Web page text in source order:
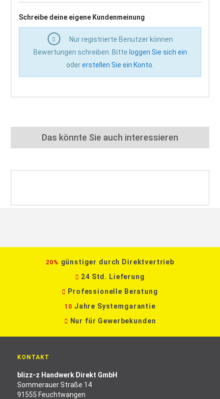
Schreibe deine eigene Kundenmeinung
Nur registrierte Benutzer können
Bewertungen schreiben. Bitte loggen Sie sich ein
odererstellen Sie ein Konto
Das könnte Sie auch interessieren
20% günstiger durch Direktvertrieb
24 Std. Lieferung
Professionelle Beratung
10 Jahre Systemgarantie
Nur für Gewerbekunden
KONTAKT
blizz-z Handwerk Direkt GmbH
Sommerauer Straße 14
91555 Feuchtwangen